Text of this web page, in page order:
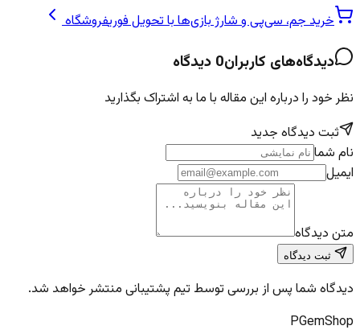
خرید جم، سی‌پی و شارژ بازی‌ها با تحویل فوریفروشگاه
دیدگاه‌های کاربران0 دیدگاه
نظر خود را درباره این مقاله با ما به اشتراک بگذارید
ثبت دیدگاه جدید
نام شما
ایمیل
متن دیدگاه
ثبت دیدگاه
دیدگاه شما پس از بررسی توسط تیم پشتیبانی منتشر خواهد شد.
PGemShop